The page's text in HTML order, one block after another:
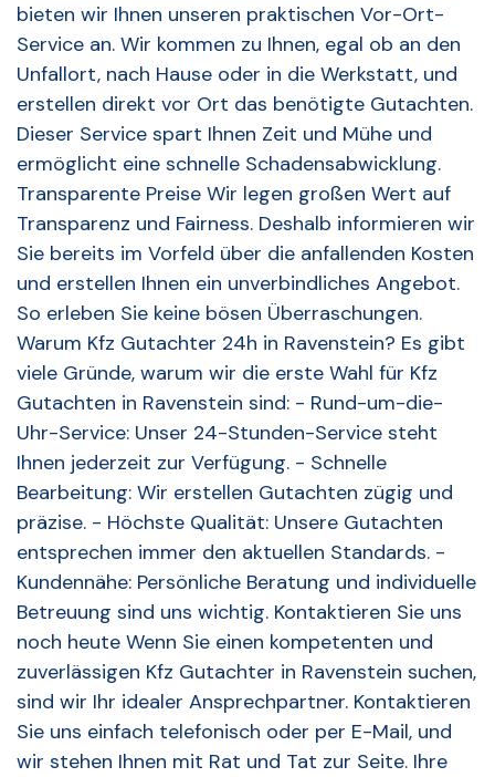
bieten wir Ihnen unseren praktischen Vor-Ort-
Service an. Wir kommen zu Ihnen, egal ob an den
Unfallort, nach Hause oder in die Werkstatt, und
erstellen direkt vor Ort das benötigte Gutachten.
Dieser Service spart Ihnen Zeit und Mühe und
ermöglicht eine schnelle Schadensabwicklung.
Transparente Preise Wir legen großen Wert auf
Transparenz und Fairness. Deshalb informieren wir
Sie bereits im Vorfeld über die anfallenden Kosten
und erstellen Ihnen ein unverbindliches Angebot.
So erleben Sie keine bösen Überraschungen.
Warum Kfz Gutachter 24h in Ravenstein? Es gibt
viele Gründe, warum wir die erste Wahl für Kfz
Gutachten in Ravenstein sind: - Rund-um-die-
Uhr-Service: Unser 24-Stunden-Service steht
Ihnen jederzeit zur Verfügung. - Schnelle
Bearbeitung: Wir erstellen Gutachten zügig und
präzise. - Höchste Qualität: Unsere Gutachten
entsprechen immer den aktuellen Standards. -
Kundennähe: Persönliche Beratung und individuelle
Betreuung sind uns wichtig. Kontaktieren Sie uns
noch heute Wenn Sie einen kompetenten und
zuverlässigen Kfz Gutachter in Ravenstein suchen,
sind wir Ihr idealer Ansprechpartner. Kontaktieren
Sie uns einfach telefonisch oder per E-Mail, und
wir stehen Ihnen mit Rat und Tat zur Seite. Ihre